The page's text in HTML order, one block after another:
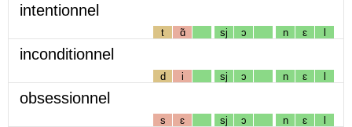
intentionnel
t ɑ̃ sj ɔ n ɛ l
inconditionnel
d i sj ɔ n ɛ l
obsessionnel
s ɛ sj ɔ n ɛ l